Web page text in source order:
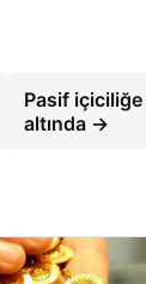
Pasif
altında →